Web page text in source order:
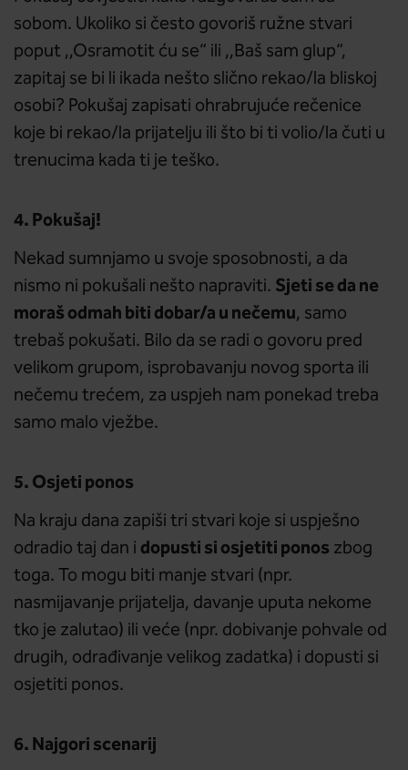
sobom. Ukoliko si često govoriš ružne stvari
poput ,,Osramotit ću se“ ili ,,Baš sam glup“,
zapitaj se bi li ikada nešto slično rekao/la bliskoj
osobi? Pokušaj zapisati ohrabrujuće rečenice
koje bi rekao/la prijatelju ili što bi ti volio/la čuti u
trenucima kada ti je teško.
4. Pokušaj!
Nekad sumnjamo u svoje sposobnosti, a da
nismo ni pokušali nešto napraviti. Sjeti se da ne
moraš odmah biti dobar/a u nečemu, samo
trebaš pokušati. Bilo da se radi o govoru pred
velikom grupom, isprobavanju novog sporta ili
nečemu trećem, za uspjeh nam ponekad treba
samo malo vježbe.
5. Osjeti ponos
Na kraju dana zapiši tri stvari koje si uspješno
odradio taj dan i dopusti si osjetiti ponos zbog
toga. To mogu biti manje stvari (npr.
nasmijavanje prijatelja, davanje uputa nekome
tko je zalutao) ili veće (npr. dobivanje pohvale od
drugih, odrađivanje velikog zadatka) i dopusti si
osjetiti ponos.
6. Najgori scenarij